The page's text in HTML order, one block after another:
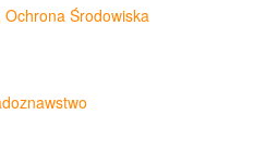
Środowiska